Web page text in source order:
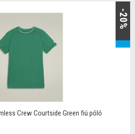
-20%
Crew Courtside Green fiú póló